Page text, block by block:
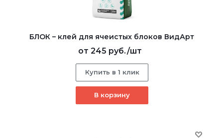
БЛОК – клей для ячеистых блоков ВидАрт
от 245 руб./шт
Купить в 1 клик
В корзину